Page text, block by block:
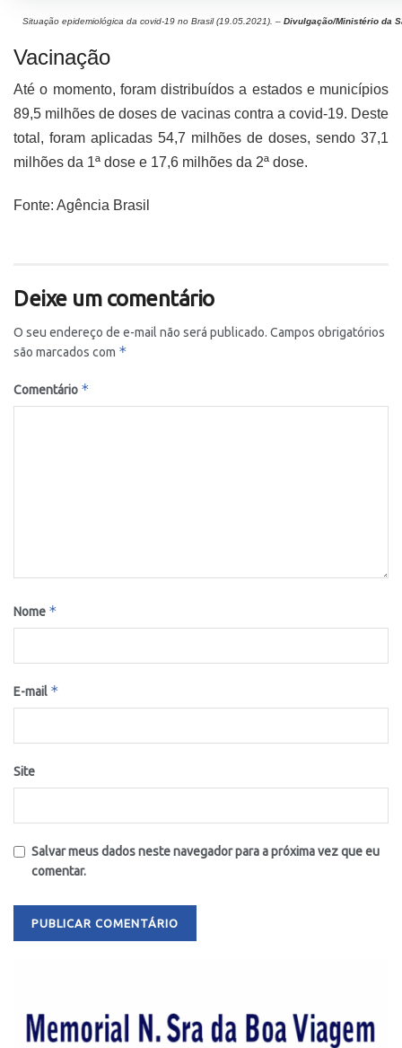
Situação epidemiológica da covid-19 no Brasil (19.05.2021). – Divulgação/Ministério da
Vacinação
Até o momento, foram distribuídos a estados e municípios
89,5 milhões de doses de vacinas contra a covid-19. Deste
total, foram aplicadas 54,7 milhões de doses, sendo 37,1
milhões da 1ª dose e 17,6 milhões da 2ª dose.
Fonte: Agência Brasil
Deixe um comentário
O seu endereço de e-mail não será publicado. Campos obrigatórios
são marcados com *
Comentário *
Nome *
E-mail *
Site
Salvar meus dados neste navegador para a próxima vez que eu
comentar.